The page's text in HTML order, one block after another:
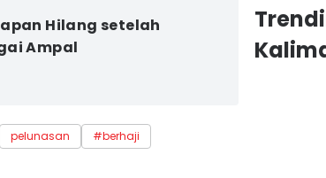
Hilang setelah
Ampal
pelunasan #berhaji